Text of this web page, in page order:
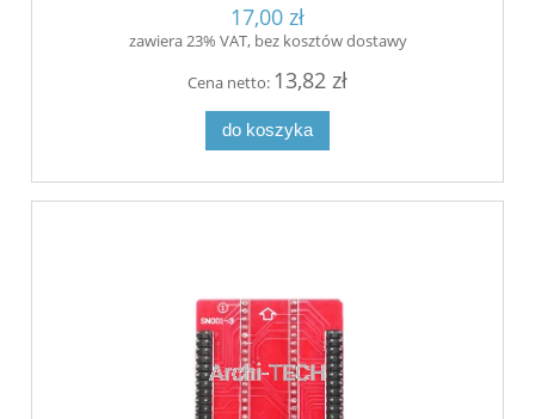
17,00 zł
zawiera 23% VAT, bez kosztów dostawy
Cena netto: 13,82 zł
do koszyka